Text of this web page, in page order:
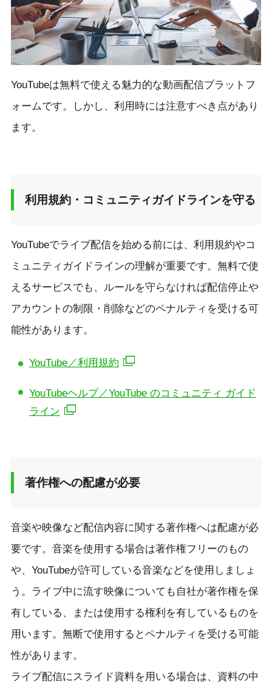
YouTubeは無料で使える魅力的な動画配信プラットフ
ォームです。しかし、利用時には注意すべき点があり
ます。
利用規約・コミュニティガイドラインを守る
YouTubeでライブ配信を始める前には、利用規約やコ
ミュニティガイドラインの理解が重要です。無料で使
えるサービスでも、ルールを守らなければ配信停止や
アカウントの制限・削除などのペナルティを受ける可
能性があります。
YouTube／利用規約
YouTubeヘルプ／YouTube のコミュニティ ガイド
ライン
著作権への配慮が必要
音楽や映像など配信内容に関する著作権へは配慮が必
要です。音楽を使用する場合は著作権フリーのもの
や、YouTubeが許可している音楽などを使用しましょ
う。ライブ中に流す映像についても自社が著作権を保
有している、または使用する権利を有しているものを
用います。無断で使用するとペナルティを受ける可能
性があります。
ライブ配信にスライド資料を用いる場合は、資料の中